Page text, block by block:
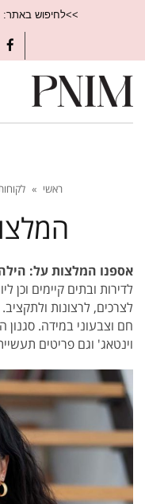
>>לחיפוש באתר:
ראשי »
אספנו המלצות על:
לדירות ובתים קיימים
לצרכים, לרצונות
חם וצבעוני במידה.
וינטאג' וגם פריטים